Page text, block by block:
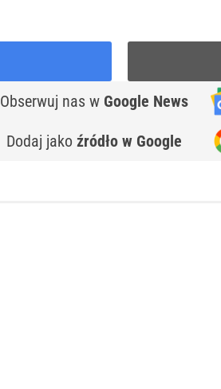
Obserwuj nas w Google News
Dodaj jako źródło w Google